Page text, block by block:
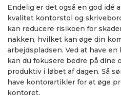
Endelig er det også en god idé
kvalitet kontorstol og
kan reducere risikoen for
nakken, hvilket kan øge din
arbejdspladsen. Ved at have
kan du fokusere bedre på dine
produktiv i løbet af dagen. Så
have kontorartikler for at øge
kontoret.